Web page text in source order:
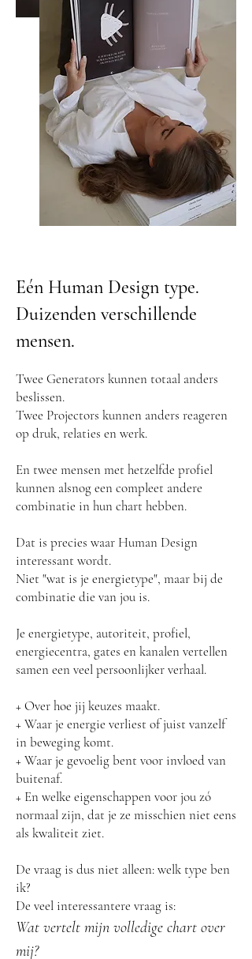
Eén Human Design type.
Duizenden verschillende
mensen.
Twee Generators kunnen totaal anders
beslissen.
Twee Projectors kunnen anders reageren
op druk, relaties en werk.
En twee mensen met hetzelfde profiel
kunnen alsnog een compleet andere
combinatie in hun chart hebben.
Dat is precies waar Human Design
interessant wordt.
Niet "wat is je energietype", maar bij de
combinatie die van jou is.
Je energietype, autoriteit, profiel,
energiecentra, gates en kanalen vertellen
samen een veel persoonlijker verhaal.
+ Over hoe jij keuzes maakt.
+ Waar je energie verliest of juist vanzelf
in beweging komt.
+ Waar je gevoelig bent voor invloed van
buitenaf.
+ En welke eigenschappen voor jou zó
normaal zijn, dat je ze misschien niet eens
als kwaliteit ziet.
De vraag is dus niet alleen: welk type ben
ik?
De veel interessantere vraag is:
Wat vertelt mijn volledige chart over
mij?